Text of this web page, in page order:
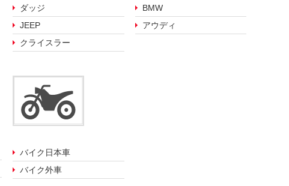
ダッジ
JEEP
クライスラー
BMW
アウディ
バイク日本車
バイク外車